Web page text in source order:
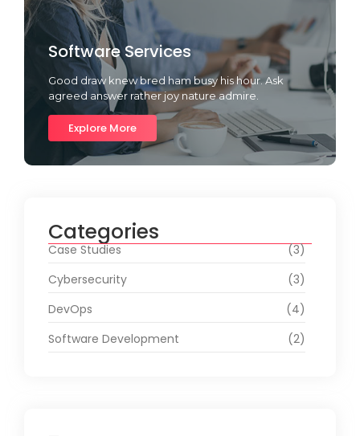
Software Services
Good draw knew bred ham busy his hour. Ask
agreed answer rather joy nature admire.
Explore More
Categories
Case Studies
(3)
Cybersecurity
(3)
DevOps
(4)
Software Development
(2)